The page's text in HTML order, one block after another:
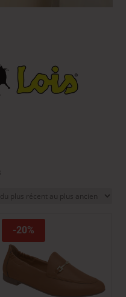
plus
plus
ancien
-20%